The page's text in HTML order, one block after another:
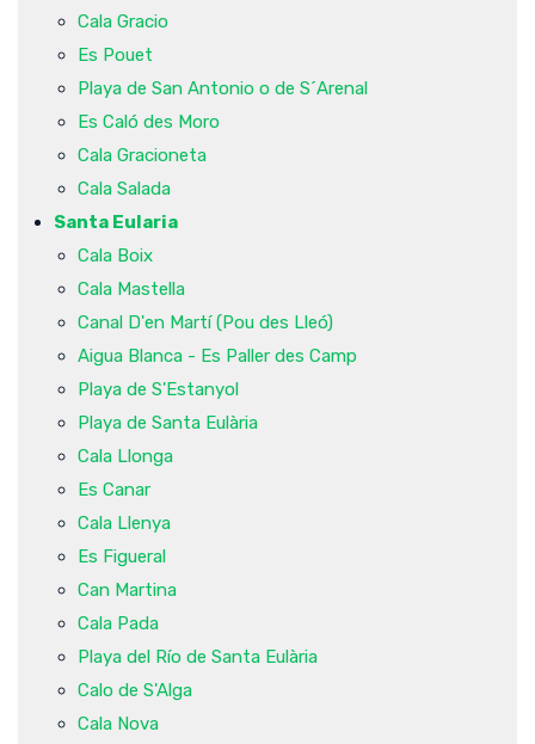
Cala Gracio
Es Pouet
Playa de San Antonio o de S´Arenal
Es Caló des Moro
Cala Gracioneta
Cala Salada
Santa Eularia
Cala Boix
Cala Mastella
Canal D'en Martí (Pou des Lleó)
Aigua Blanca - Es Paller des Camp
Playa de S'Estanyol
Playa de Santa Eulària
Cala Llonga
Es Canar
Cala Llenya
Es Figueral
Can Martina
Cala Pada
Playa del Río de Santa Eulària
Calo de S'Alga
Cala Nova